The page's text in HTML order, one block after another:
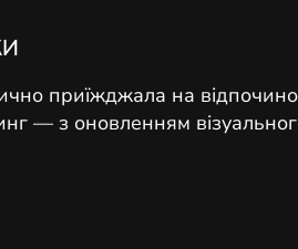
приїжджала на
— з оновленням